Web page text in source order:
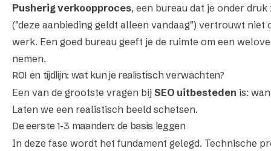
Pusherig verkoopproces, een bureau dat je onder
("deze aanbieding geldt alleen vandaag") vertrouwt niet
werk. Een goed bureau geeft je de ruimte om een
nemen.
ROI en tijdlijn: wat kun je realistisch verwachten?
Een van de grootste vragen bij SEO uitbesteden is:
Laten we een realistisch beeld schetsen.
De eerste 1-3 maanden: de basis leggen
In deze fase wordt het fundament gelegd. Technische